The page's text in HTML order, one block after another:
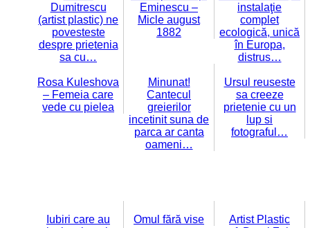
Dumitrescu
(artist plastic) ne
povesteste
despre prietenia
sa cu…
Eminescu –
Micle august
1882
instalaţie
complet
ecologică, unică
în Europa,
distrus…
Rosa Kuleshova
– Femeia care
vede cu pielea
Minunat!
Cantecul
greierilor
incetinit suna de
parca ar canta
oameni…
Ursul reuseste
sa creeze
prietenie cu un
lup si
fotograful…
Iubiri care au
Omul fără vise
Artist Plastic